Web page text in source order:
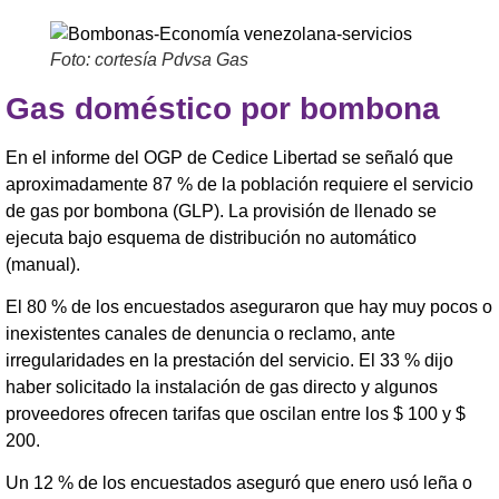
Foto: cortesía Pdvsa Gas
Gas doméstico por bombona
En el informe del OGP de Cedice Libertad se señaló que
aproximadamente 87 % de la población requiere el servicio
de gas por bombona (GLP). La provisión de llenado se
ejecuta bajo esquema de distribución no automático
(manual).
El 80 % de los encuestados aseguraron que hay muy pocos o
inexistentes canales de denuncia o reclamo, ante
irregularidades en la prestación del servicio. El 33 % dijo
haber solicitado la instalación de gas directo y algunos
proveedores ofrecen tarifas que oscilan entre los $ 100 y $
200.
Un 12 % de los encuestados aseguró que enero usó leña o